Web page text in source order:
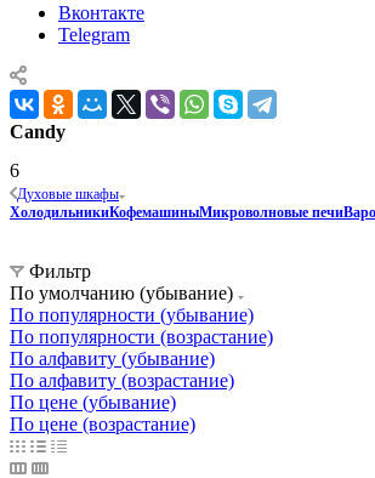
Вконтакте
Telegram
Candy
6
Духовые шкафы
ХолодильникиКофемашиныМикроволновые печи
Фильтр
По умолчанию (убывание)
По популярности (убывание)
По популярности (возрастание)
По алфавиту (убывание)
По алфавиту (возрастание)
По цене (убывание)
По цене (возрастание)